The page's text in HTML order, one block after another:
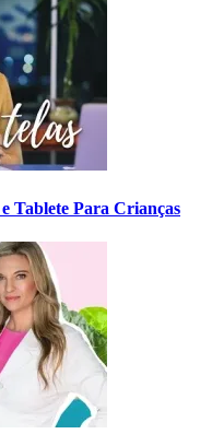
Tablete Para Crianças